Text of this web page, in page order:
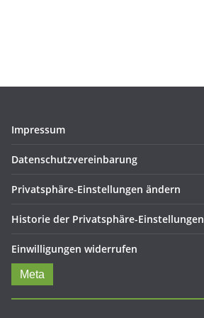
Impressum
Datenschutzvereinbarung
Privatsphäre-Einstellungen ändern
Historie der Privatsphäre-Einstellungen
Einwilligungen widerrufen
Meta